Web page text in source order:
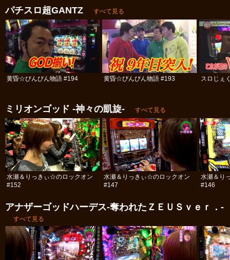
パチスロ超GANTZ すべて見る
黄昏☆びんびん物語 #194 黄昏☆びんびん物語 #193 スロじぇ
ミリオンゴッド -神々の凱旋- すべて見る
水瀬＆りっきぃ☆のロックオン
#152
水瀬＆りっきぃ☆のロックオン
#147
水瀬＆り
#146
アナザーゴッドハーデス-奪われたＺＥＵＳｖｅｒ．-
すべて見る